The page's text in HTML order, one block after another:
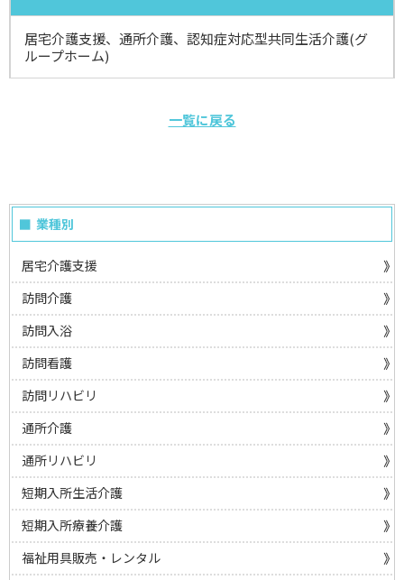
居宅介護支援、通所介護、認知症対応型共同生活介護(グ
ループホーム)
一覧に戻る
業種別
居宅介護支援
訪問介護
訪問入浴
訪問看護
訪問リハビリ
通所介護
通所リハビリ
短期入所生活介護
短期入所療養介護
福祉用具販売・レンタル